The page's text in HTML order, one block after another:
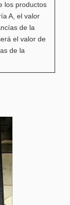
los productos
A, el valor
de la
el valor de
de la